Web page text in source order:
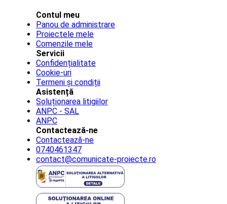
Contul meu
Panou de administrare
Proiectele mele
Comenzile mele
Servicii
Confidențialitate
Cookie-uri
Termeni și condiții
Asistență
Soluționarea litigiilor
ANPC - SAL
ANPC
Contactează-ne
Contactează-ne
0740461347
contact@comunicate-proiecte.ro